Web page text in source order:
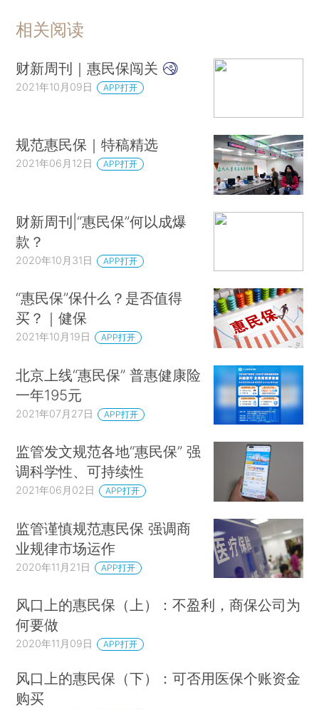
相关阅读
财新周刊｜惠民保闯关
2021年10月09日 APP打开
规范惠民保｜特稿精选
2021年06月12日 APP打开
财新周刊|“惠民保”何以成爆
款？
2020年10月31日 APP打开
“惠民保”保什么？是否值得
买？｜健保
2021年10月19日 APP打开
北京上线“惠民保” 普惠健康险
一年195元
2021年07月27日 APP打开
监管发文规范各地“惠民保” 强
调科学性、可持续性
2021年06月02日 APP打开
监管谨慎规范惠民保 强调商
业规律市场运作
2020年11月21日 APP打开
风口上的惠民保（上）：不盈利，商保公司为
何要做
2020年11月09日 APP打开
风口上的惠民保（下）：可否用医保个账资金
购买